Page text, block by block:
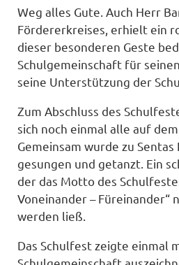
Weg alles Gute. Auch Herr
Fördererkreises, erhielt ein
dieser besonderen Geste
Schulgemeinschaft für
seine Unterstützung der
Zum Abschluss des
sich noch einmal alle auf
Gemeinsam wurde zu Sentas
gesungen und getanzt. Ein
der das Motto des
Voneinander – Füreinander“
werden ließ.
Das Schulfest zeigte einmal